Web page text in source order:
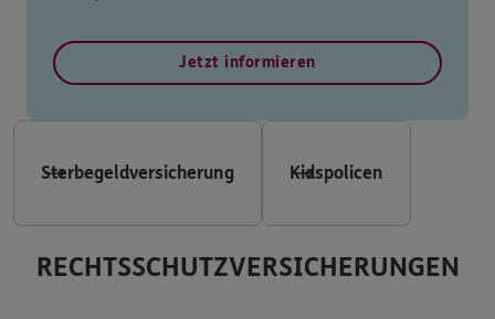
Jetzt informieren
Sterbegeldversicherung Kidspolicen
RECHTSSCHUTZVERSICHERUNGEN